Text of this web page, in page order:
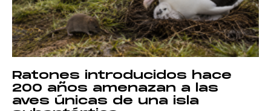
Ratones introducidos hace
200 años amenazan a las
aves únicas de una isla